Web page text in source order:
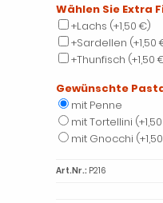
Art.Nr.: P216
Wählen Sie Extra
+Lachs (+1,50 €)
+Sardellen (+1,50
+Thunfisch (+1,50
Gewünschte
mit Penne
mit Tortellini
mit Gnocchi